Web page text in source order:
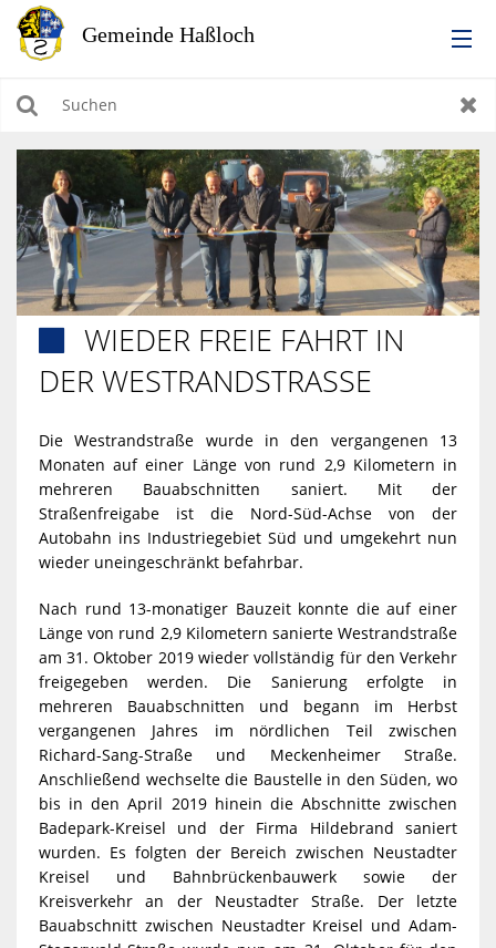
RATHAUS
LEBEN IN HASSLOCH
BILDUNG & KULTUR
WIRTSCHAFTEN, BAUEN, WOHNEN & UMWELT
TOURISMUS
Suchen
WIEDER FREIE FAHRT IN
DER WESTRANDSTRASSE
Die Westrandstraße wurde in den vergangenen 13
Monaten auf einer Länge von rund 2,9 Kilometern in
mehreren Bauabschnitten saniert. Mit der
Straßenfreigabe ist die Nord-Süd-Achse von der
Autobahn ins Industriegebiet Süd und umgekehrt nun
wieder uneingeschränkt befahrbar.
Nach rund 13-monatiger Bauzeit konnte die auf einer
Länge von rund 2,9 Kilometern sanierte Westrandstraße
am 31. Oktober 2019 wieder vollständig für den Verkehr
freigegeben werden. Die Sanierung erfolgte in
mehreren Bauabschnitten und begann im Herbst
vergangenen Jahres im nördlichen Teil zwischen
Richard-Sang-Straße und Meckenheimer Straße.
Anschließend wechselte die Baustelle in den Süden, wo
bis in den April 2019 hinein die Abschnitte zwischen
Badepark-Kreisel und der Firma Hildebrand saniert
wurden. Es folgten der Bereich zwischen Neustadter
Kreisel und Bahnbrückenbauwerk sowie der
Kreisverkehr an der Neustadter Straße. Der letzte
Bauabschnitt zwischen Neustadter Kreisel und Adam-